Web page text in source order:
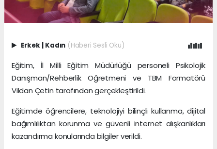
Erkek | Kadın (Haberi Sesli Oku)
Eğitim, İl Milli Eğitim Müdürlüğü personeli Psikolojik
Danışman/Rehberlik Öğretmeni ve TBM Formatörü
Vildan Çetin tarafından gerçekleştirildi.
Eğitimde öğrencilere, teknolojiyi bilinçli kullanma, dijital
bağımlılıktan korunma ve güvenli internet alışkanlıkları
kazandırma konularında bilgiler verildi.